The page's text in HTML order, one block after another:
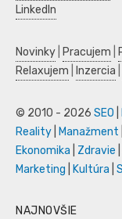
LinkedIn
Novinky Pracujem
Relaxujem
Inzercia
© 2010 - 2026 SEO
Reality
Manažment
Ekonomika
Zdravie
Marketing
Kultúra
NAJNOVŠIE